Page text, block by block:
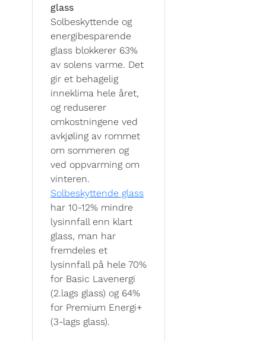
glass
Solbeskyttende og
energibesparende
glass blokkerer 63%
av solens varme. Det
gir et behagelig
inneklima hele året,
og reduserer
omkostningene ved
avkjøling av rommet
om sommeren og
ved oppvarming om
vinteren.
Solbeskyttende glass
har 10-12% mindre
lysinnfall enn klart
glass, man har
fremdeles et
lysinnfall på hele 70%
for Basic Lavenergi
(2.lags glass) og 64%
for Premium Energi+
(3-lags glass).